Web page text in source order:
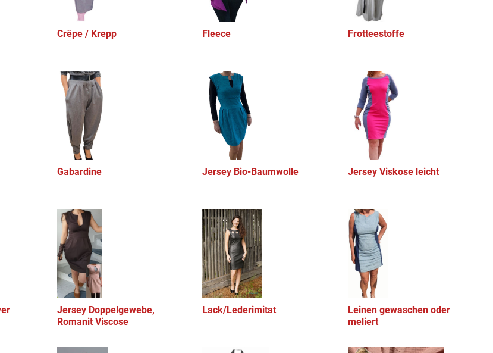
Crêpe / Krepp Fleece Frotteestoffe
Gabardine Jersey Bio-Baumwolle Jersey Viskose leicht
Jersey Doppelgewebe,
Romanit Viscose
Lack/Lederimitat
Leinen gewaschen oder
meliert